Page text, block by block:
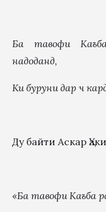
Ба тавофи
надоданд,
Ки буруни дар ч
Ду байти Аскар
«Ба тавофи Каъба